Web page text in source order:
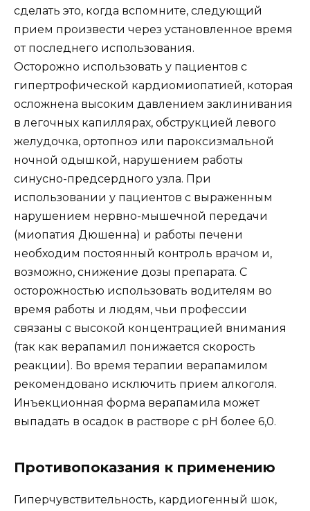
сделать это, когда вспомните, следующий
прием произвести через установленное время
от последнего использования.
Осторожно использовать у пациентов с
гипертрофической кардиомиопатией, которая
осложнена высоким давлением заклинивания
в легочных капиллярах, обструкцией левого
желудочка, ортопноэ или пароксизмальной
ночной одышкой, нарушением работы
синусно-предсердного узла. При
использовании у пациентов с выраженным
нарушением нервно-мышечной передачи
(миопатия Дюшенна) и работы печени
необходим постоянный контроль врачом и,
возможно, снижение дозы препарата. С
осторожностью использовать водителям во
время работы и людям, чьи профессии
связаны с высокой концентрацией внимания
(так как верапамил понижается скорость
реакции). Во время терапии верапамилом
рекомендовано исключить прием алкоголя.
Инъекционная форма верапамила может
выпадать в осадок в растворе с pH более 6,0.
Противопоказания к применению
Гиперчувствительность, кардиогенный шок,